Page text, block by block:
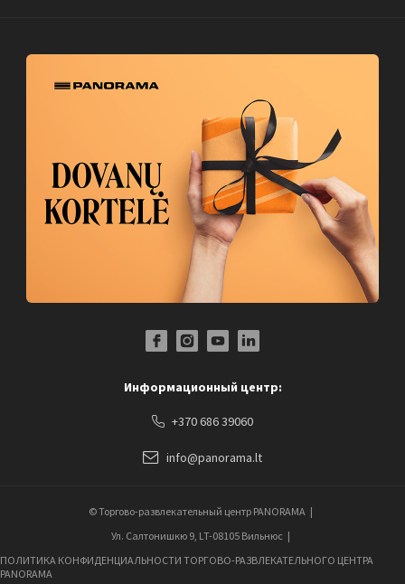
Информационный центр:
+370 686 39060
info@panorama.lt
© Торгово-развлекательный центр PANORAMA
Ул. Салтонишкю 9, LT-08105 Вильнюс
ПОЛИТИКА КОНФИДЕНЦИАЛЬНОСТИ ТОРГОВО-РАЗВЛЕКАТЕЛЬНОГО ЦЕНТРА
PANORAMA